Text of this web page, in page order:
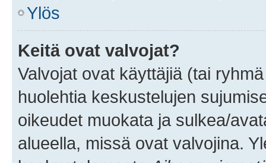
Ylös
Keitä ovat valvojat?
Valvojat ovat käyttäjiä (tai
huolehtia keskustelujen
oikeudet muokata ja sulkea/
alueella, missä ovat valvojina.